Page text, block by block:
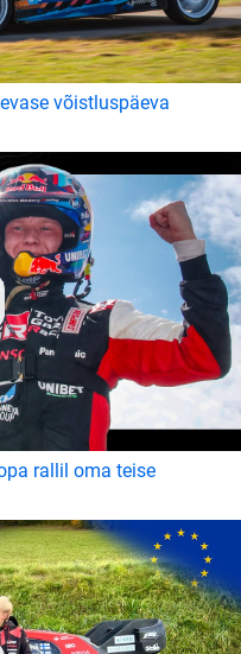
võistluspäeva
rallil oma teise